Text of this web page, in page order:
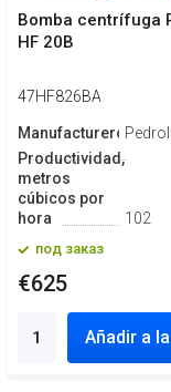
Bomba centrífuga
HF 20B
47HF826BA
Manufacturero
Productividad,
metros
cúbicos por
hora
102
под заказ
€625
Añadir a